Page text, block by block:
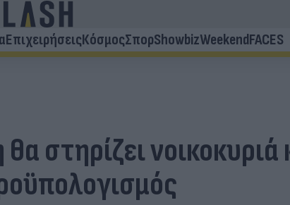
ΕπιχειρήσειςΚόσμοςΣπορShowbizWeekendFACES
νοικοκυριά